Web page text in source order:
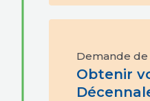
Demande de
Obtenir